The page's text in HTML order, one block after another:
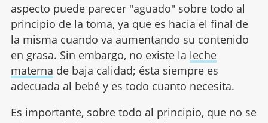
aspecto puede parecer "aguado" sobre todo al
principio de la toma, ya que es hacia el final de
la misma cuando va aumentando su contenido
en grasa. Sin embargo, no existe la leche
materna de baja calidad; ésta siempre es
adecuada al bebé y es todo cuanto necesita.
Es importante, sobre todo al principio, que no se